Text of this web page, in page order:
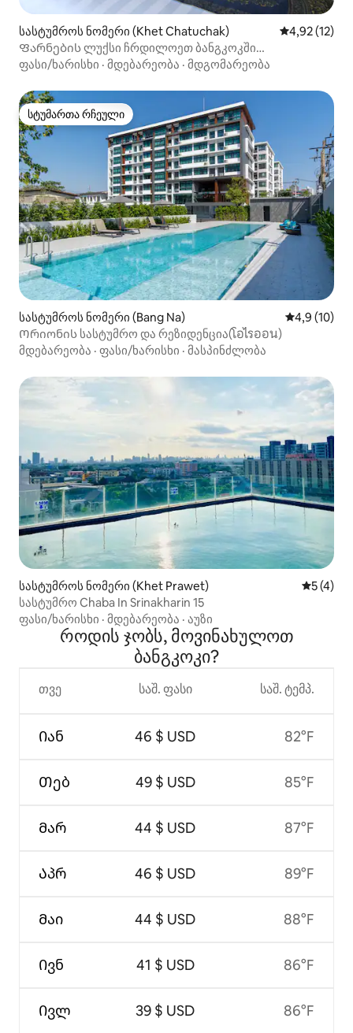
სასტუმროს ნომერი (Khet Chatuchak) საშუალო
4,92 (12)
Ფარნების ლუქსი ჩრდილოეთ ბანგკოკში
დამლაგებელი მომსახურებით
ფასი/ხარისხი · მდებარეობა · მდგომარეობა
სტუმართა რჩეული
სტუმართა რჩეული
სასტუმროს ნომერი (Bang Na) საშუალო
4,9 (10)
Ორიონის სასტუმრო და რეზიდენცია(โอไรออน)
მდებარეობა · ფასი/ხარისხი · მასპინძლობა
სასტუმროს ნომერი (Khet Prawet)
5 (4)
სასტუმრო Chaba In Srinakharin 15
ფასი/ხარისხი · მდებარეობა · აუზი
როდის ჯობს, მოვინახულოთ
ბანგკოკი?
თვე
Იან
Თებ
Მარ
Აპრ
Მაი
Ივნ
Ივლ
საშ. ფასი
46 $ USD
49 $ USD
44 $ USD
46 $ USD
44 $ USD
41 $ USD
39 $ USD
საშ. ტემპ.
82°F
85°F
87°F
89°F
88°F
86°F
86°F